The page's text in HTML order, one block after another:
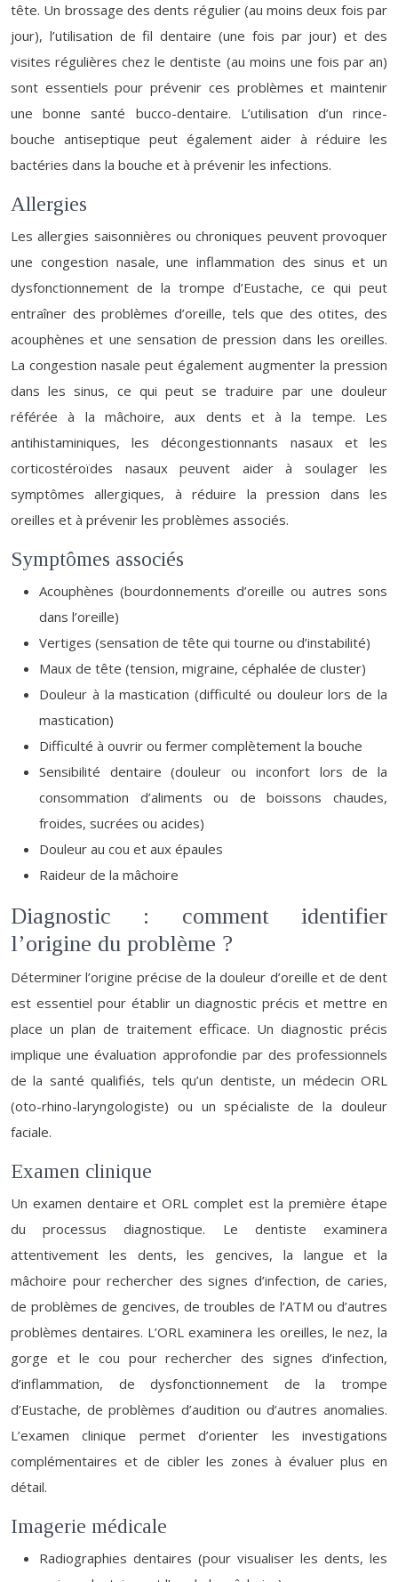
tête. Un brossage des dents régulier (au moins deux fois par
jour), l’utilisation de fil dentaire (une fois par jour) et des
visites régulières chez le dentiste (au moins une fois par an)
sont essentiels pour prévenir ces problèmes et maintenir
une bonne santé bucco-dentaire. L’utilisation d’un rince-
bouche antiseptique peut également aider à réduire les
bactéries dans la bouche et à prévenir les infections.
Allergies
Les allergies saisonnières ou chroniques peuvent provoquer
une congestion nasale, une inflammation des sinus et un
dysfonctionnement de la trompe d’Eustache, ce qui peut
entraîner des problèmes d’oreille, tels que des otites, des
acouphènes et une sensation de pression dans les oreilles.
La congestion nasale peut également augmenter la pression
dans les sinus, ce qui peut se traduire par une douleur
référée à la mâchoire, aux dents et à la tempe. Les
antihistaminiques, les décongestionnants nasaux et les
corticostéroïdes nasaux peuvent aider à soulager les
symptômes allergiques, à réduire la pression dans les
oreilles et à prévenir les problèmes associés.
Symptômes associés
Acouphènes (bourdonnements d’oreille ou autres sons
dans l’oreille)
Vertiges (sensation de tête qui tourne ou d’instabilité)
Maux de tête (tension, migraine, céphalée de cluster)
Douleur à la mastication (difficulté ou douleur lors de la
mastication)
Difficulté à ouvrir ou fermer complètement la bouche
Sensibilité dentaire (douleur ou inconfort lors de la
consommation d’aliments ou de boissons chaudes,
froides, sucrées ou acides)
Douleur au cou et aux épaules
Raideur de la mâchoire
Diagnostic : comment identifier
l’origine du problème ?
Déterminer l’origine précise de la douleur d’oreille et de dent
est essentiel pour établir un diagnostic précis et mettre en
place un plan de traitement efficace. Un diagnostic précis
implique une évaluation approfondie par des professionnels
de la santé qualifiés, tels qu’un dentiste, un médecin ORL
(oto-rhino-laryngologiste) ou un spécialiste de la douleur
faciale.
Examen clinique
Un examen dentaire et ORL complet est la première étape
du processus diagnostique. Le dentiste examinera
attentivement les dents, les gencives, la langue et la
mâchoire pour rechercher des signes d’infection, de caries,
de problèmes de gencives, de troubles de l’ATM ou d’autres
problèmes dentaires. L’ORL examinera les oreilles, le nez, la
gorge et le cou pour rechercher des signes d’infection,
d’inflammation, de dysfonctionnement de la trompe
d’Eustache, de problèmes d’audition ou d’autres anomalies.
L’examen clinique permet d’orienter les investigations
complémentaires et de cibler les zones à évaluer plus en
détail.
Imagerie médicale
Radiographies dentaires (pour visualiser les dents, les